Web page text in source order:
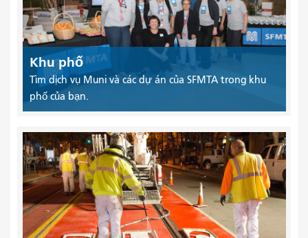
Khu phố
Tìm dịch vụ Muni và các dự án của SFMTA trong khu
phố của bạn.